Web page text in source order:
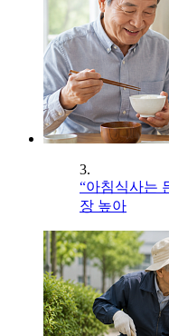
3.
“아침식사는
장 높아